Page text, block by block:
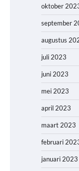
oktober
september
augustus
juli 2023
juni 2023
mei 2023
april 2023
maart 2023
februari
januari 2023